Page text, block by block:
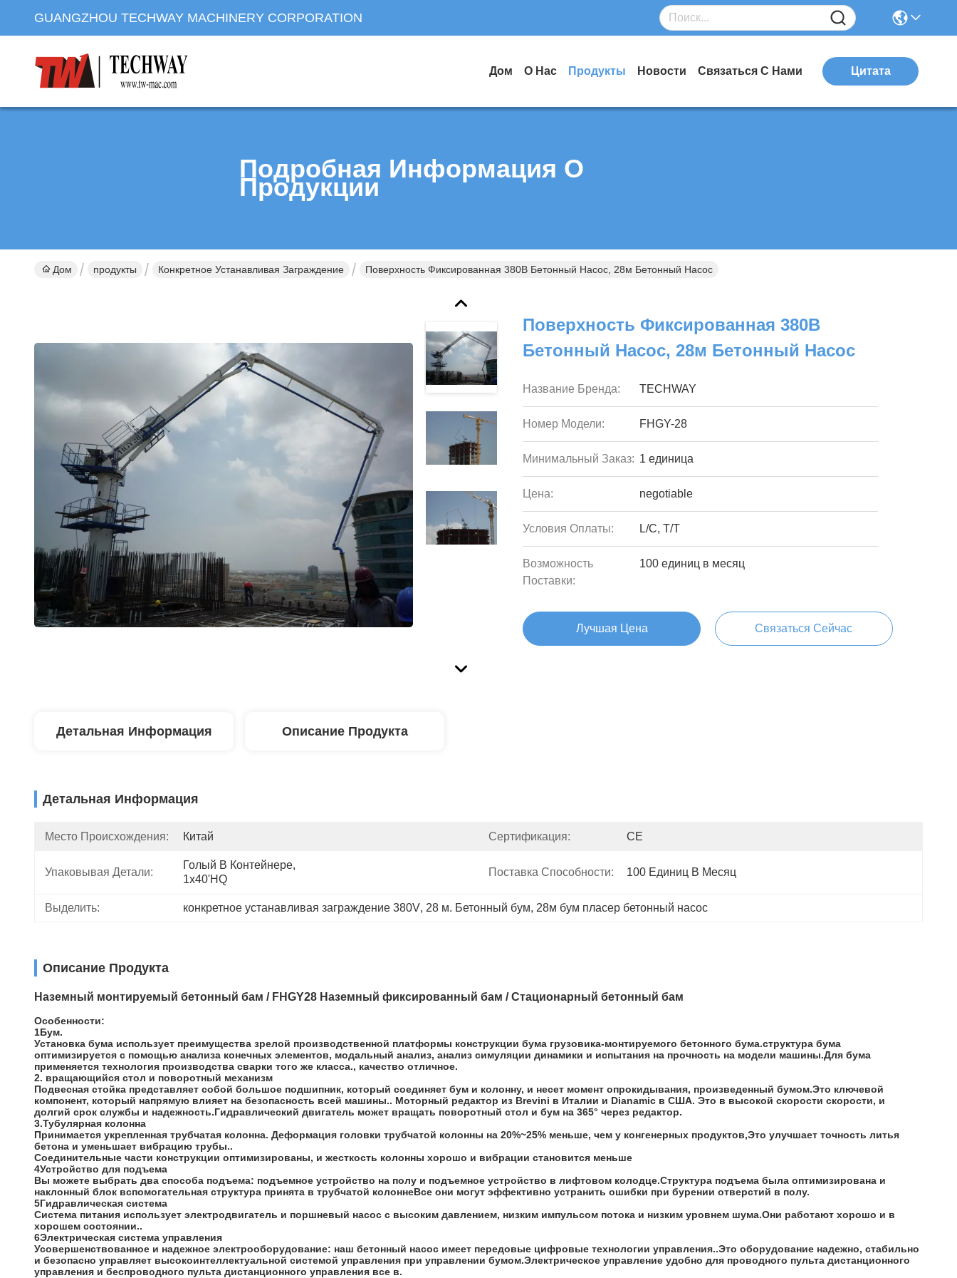
GUANGZHOU TECHWAY MACHINERY CORPORATION
Дом О Нас Продукты Новости Связаться С Нами Цитата
Подробная Информация О
Продукции
Дом продукты Конкретное Устанавливая Заграждение Поверхность Фиксированная 380В Бетонный Насос, 28м Бетонный Насос
Поверхность Фиксированная 380В
Бетонный Насос, 28м Бетонный Насос
Название Бренда: TECHWAY
Номер Модели: FHGY-28
Минимальный Заказ: 1 единица
Цена: negotiable
Условия Оплаты: L/C, T/T
Возможность
Поставки:
100 единиц в месяц
Лучшая Цена Связаться Сейчас
Детальная Информация Описание Продукта
Детальная Информация
Место Происхождения: Китай Сертификация: CE
Упаковывая Детали:
Голый В Контейнере,
1x40'HQ
Поставка Способности: 100 Единиц В Месяц
Выделить: конкретное устанавливая заграждение 380V, 28 м. Бетонный бум, 28м бум пласер бетонный насос
Описание Продукта
Наземный монтируемый бетонный бам / FHGY28 Наземный фиксированный бам / Стационарный бетонный бам
Особенности:
1Бум.
Установка бума использует преимущества зрелой производственной платформы конструкции бума грузовика-монтируемого бетонного бума.структура бума
оптимизируется с помощью анализа конечных элементов, модальный анализ, анализ симуляции динамики и испытания на прочность на модели машины.Для бума
применяется технология производства сварки того же класса., качество отличное.
2. вращающийся стол и поворотный механизм
Подвесная стойка представляет собой большое подшипник, который соединяет бум и колонну, и несет момент опрокидывания, произведенный бумом.Это ключевой
компонент, который напрямую влияет на безопасность всей машины.. Моторный редактор из Brevini в Италии и Dianamic в США. Это в высокой скорости скорости, и
долгий срок службы и надежность.Гидравлический двигатель может вращать поворотный стол и бум на 365° через редактор.
3.Тубулярная колонна
Принимается укрепленная трубчатая колонна. Деформация головки трубчатой колонны на 20%~25% меньше, чем у конгенерных продуктов,Это улучшает точность литья
бетона и уменьшает вибрацию трубы..
Соединительные части конструкции оптимизированы, и жесткость колонны хорошо и вибрации становится меньше
4Устройство для подъема
Вы можете выбрать два способа подъема: подъемное устройство на полу и подъемное устройство в лифтовом колодце.Структура подъема была оптимизирована и
наклонный блок вспомогательная структура принята в трубчатой колоннеВсе они могут эффективно устранить ошибки при бурении отверстий в полу.
5Гидравлическая система
Система питания использует электродвигатель и поршневый насос с высоким давлением, низким импульсом потока и низким уровнем шума.Они работают хорошо и в
хорошем состоянии..
6Электрическая система управления
Усовершенствованное и надежное электрооборудование: наш бетонный насос имеет передовые цифровые технологии управления..Это оборудование надежно, стабильно
и безопасно управляет высокоинтеллектуальной системой управления при управлении бумом.Электрическое управление удобно для проводного пульта дистанционного
управления и беспроводного пульта дистанционного управления все в.